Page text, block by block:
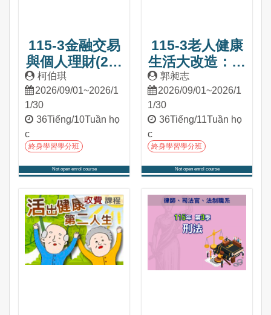
115-3金融交易
與個人理財(2學
分)
柯伯琪
2026/09/01~2026/1
1/30
36Tiếng/10Tuần họ
c
終身學習學分班
Not open enrol course
115-3老人健康
生活大改造：職
能科學之生活應
用(2學分)
郭昶志
2026/09/01~2026/1
1/30
36Tiếng/11Tuần họ
c
終身學習學分班
Not open enrol course